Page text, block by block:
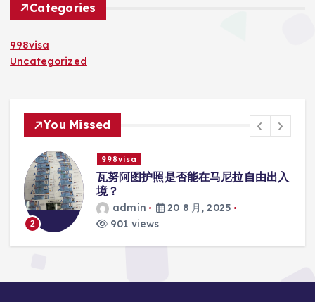
Categories
998visa
Uncategorized
You Missed
998visa
瓦努阿图护照是否能在马尼拉使用国际
学校的注册？
admin
20 8 月, 2025
816 views